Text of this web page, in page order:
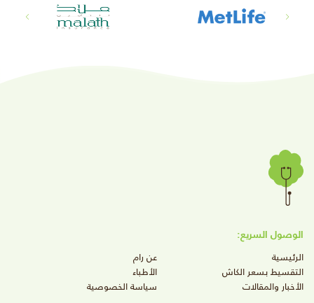
الوصول السريع:
الرئيسية
عن رام
التقسيط بسعر الكاش
الأطباء
الأخبار والمقالات
سياسة الخصوصية